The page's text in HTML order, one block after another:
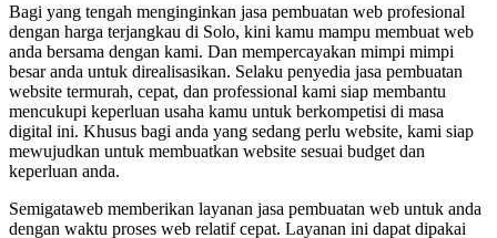
Bagi yang tengah menginginkan jasa pembuatan web profesional
dengan harga terjangkau di Solo, kini kamu mampu membuat web
anda bersama dengan kami. Dan mempercayakan mimpi mimpi
besar anda untuk direalisasikan. Selaku penyedia jasa pembuatan
website termurah, cepat, dan professional kami siap membantu
mencukupi keperluan usaha kamu untuk berkompetisi di masa
digital ini. Khusus bagi anda yang sedang perlu website, kami siap
mewujudkan untuk membuatkan website sesuai budget dan
keperluan anda.
Semigataweb memberikan layanan jasa pembuatan web untuk anda
dengan waktu proses web relatif cepat. Layanan ini dapat dipakai